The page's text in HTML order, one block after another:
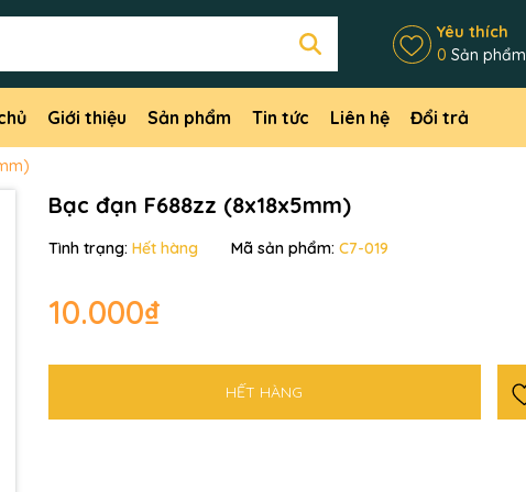
Yêu thích
0 Sản phẩm
Giới thiệu Sản phẩm Tin tức Liên hệ Đổi trả
Bạc đạn F688zz (8x18x5mm)
Tình trạng: Hết hàng Mã sản phẩm: C7-019
10.000₫
HẾT HÀNG